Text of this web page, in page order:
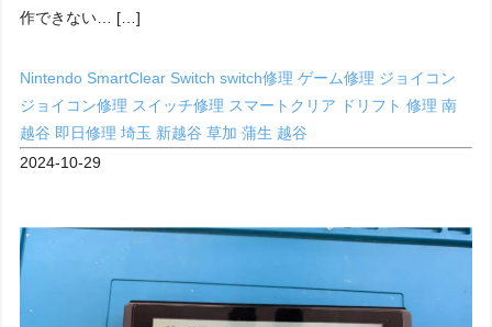
作できない… […]
Nintendo SmartClear Switchswitch修理ゲーム修理 ジョイコン
ジョイコン修理 スイッチ修理 スマートクリア ドリフト修理南
越谷 即日修理埼玉 新越谷草加蒲生 越谷
2024-10-29